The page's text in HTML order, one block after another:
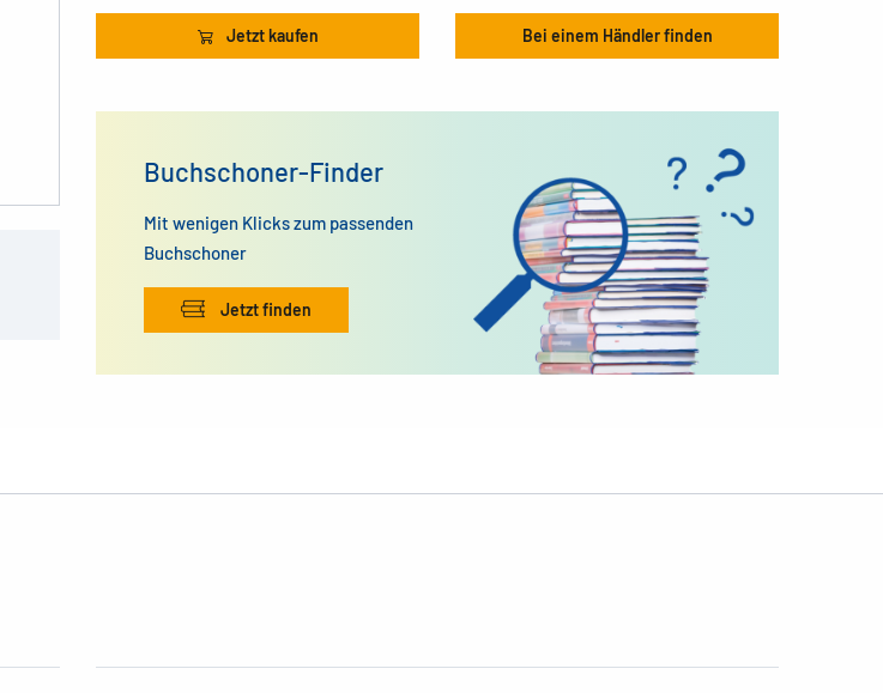
Jetzt kaufen Bei einem Händler finden
Buchschoner-Finder
Mit wenigen Klicks zum passenden
Buchschoner
Jetzt finden